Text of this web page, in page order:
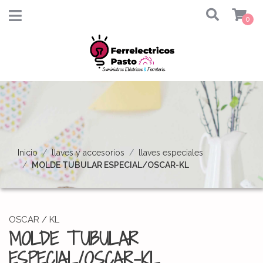
0
Inicio llaves y accesorios
llaves especiales
MOLDE TUBULAR ESPECIAL/OSCAR-KL
OSCAR / KL
MOLDE TUBULAR